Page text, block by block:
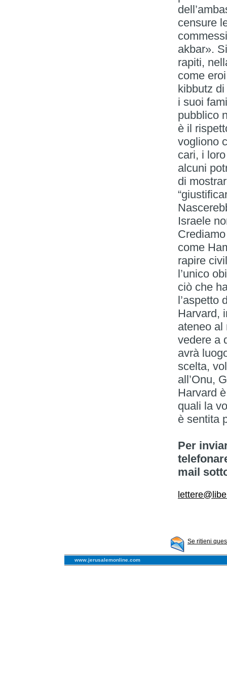
censure
akbar».
rapiti,
come
kibbutz
i suoi
pubblico
è il
vogliono
cari, i
alcuni
di
Israele
come
rapire
l’unico
ciò che
l’aspetto
Harvard,
ateneo al
vedere a
avrà
scelta,
all’Onu,
Harvard
quali la
è sentita
Per
mail
Se ritieni
www.jerusalemonline.com